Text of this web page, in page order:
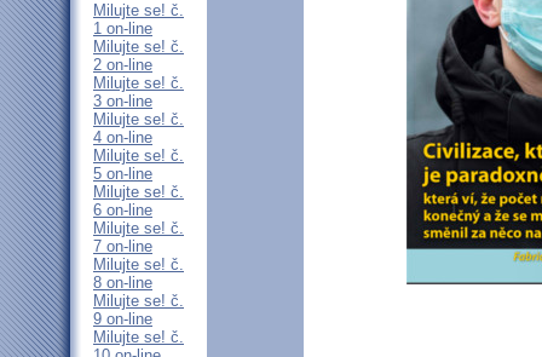
Milujte se! č.
1 on-line
Milujte se! č.
2 on-line
Milujte se! č.
3 on-line
Milujte se! č.
4 on-line
Milujte se! č.
5 on-line
Milujte se! č.
6 on-line
Milujte se! č.
7 on-line
Milujte se! č.
8 on-line
Milujte se! č.
9 on-line
Milujte se! č.